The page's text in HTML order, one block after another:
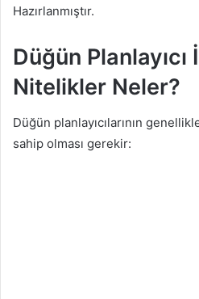
Hazırlanmıştır.
Düğün
Nitelikler Neler?
Düğün planlayıcılarının
sahip olması gerekir: